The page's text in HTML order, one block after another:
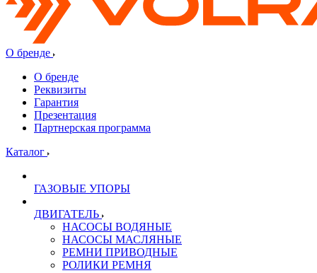
О бренде
О бренде
Реквизиты
Гарантия
Презентация
Партнерская программа
Каталог
ГАЗОВЫЕ УПОРЫ
ДВИГАТЕЛЬ
НАСОСЫ ВОДЯНЫЕ
НАСОСЫ МАСЛЯНЫЕ
РЕМНИ ПРИВОДНЫЕ
РОЛИКИ РЕМНЯ